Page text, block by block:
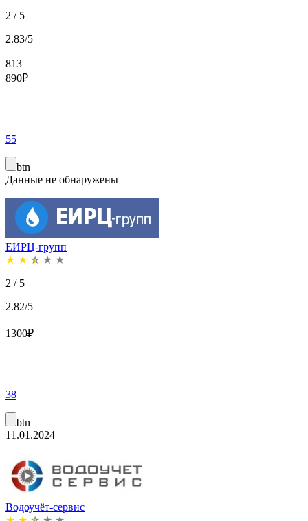
2 / 5
2.83/5
813
890₽
55
btn
Данные не обнаружены
ЕИРЦ-групп
★ ★ ★ ★ ★
2 / 5
2.82/5
1300₽
38
btn
11.01.2024
Водоучёт-сервис